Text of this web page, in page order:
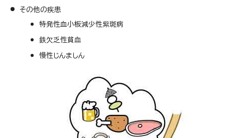
その他の疾患
特発性血小板減少性紫斑病
鉄欠乏性貧血
慢性じんましん